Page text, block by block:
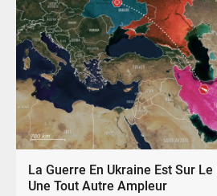
La Guerre En Ukraine Est Sur
Une Tout Autre Ampleur